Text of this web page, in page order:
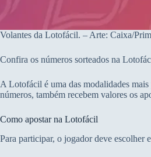
Volantes da Lotofácil. – Arte: Caixa/
Confira os números sorteados na
A Lotofácil é uma das modalidades
números, também recebem valores os
Como apostar na Lotofácil
Para participar, o jogador deve escolher